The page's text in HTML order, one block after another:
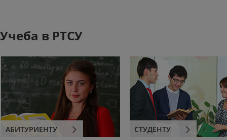
Учеба в РТСУ
АБИТУРИЕНТУ СТУДЕНТУ